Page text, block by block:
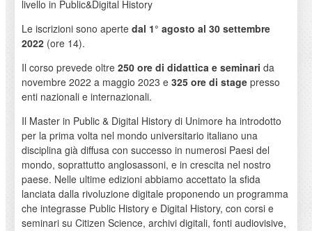
livello in Public&Digital History
Le iscrizioni sono aperte dal 1° agosto al 30 settembre
2022(ore 14).
Il corso prevede oltre 250 ore di didattica e seminari da
novembre 2022 a maggio 2023 e 325 ore di stagepresso
enti nazionali e internazionali.
Il Master in Public & Digital History di Unimore ha introdotto
per la prima volta nel mondo universitario italiano una
disciplina già diffusa con successo in numerosi Paesi del
mondo, soprattutto anglosassoni, e in crescita nel nostro
paese. Nelle ultime edizioni abbiamo accettato la sfida
lanciata dalla rivoluzione digitale proponendo un programma
che integrasse Public History e Digital History, con corsi e
seminari su Citizen Science, archivi digitali, fonti audiovisive,